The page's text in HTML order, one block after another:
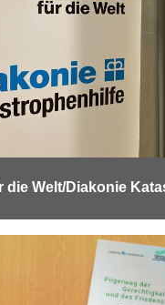
die Welt/Diakonie